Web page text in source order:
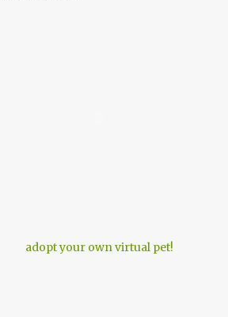
adopt your own virtual pet!